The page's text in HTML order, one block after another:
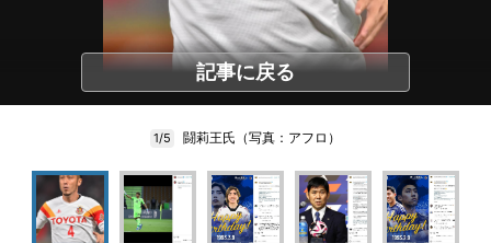
記事に戻る
1/5 闘莉王氏（写真：アフロ）